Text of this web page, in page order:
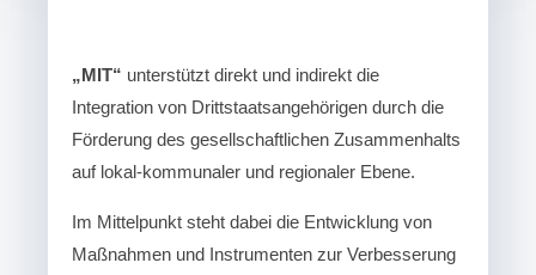
„MIT“ unterstützt direkt und indirekt die
Integration von Drittstaatsangehörigen durch die
Förderung des gesellschaftlichen Zusammenhalts
auf lokal-kommunaler und regionaler Ebene.
Im Mittelpunkt steht dabei die Entwicklung von
Maßnahmen und Instrumenten zur Verbesserung